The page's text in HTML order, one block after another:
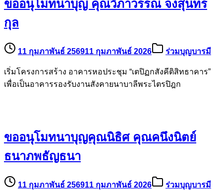
ขออนุโมทนาบุญ คุณวิภาวรรณ จงสุนทร
กุล
11 กุมภาพันธ์ 256911 กุมภาพันธ์ 2026 ร่วมบุญบารมี
เริ่มโครงการสร้าง อาคารหอประชุม “เตปิฏกสังคีติสิทธาคาร”
เพื่อเป็นอาคารรองรับงานสังคายนาบาลีพระไตรปิฎก
ขออนุโมทนาบุญคุณนิธิศ คุณคนึงนิตย์
ธนาภพธัญธนา
11 กุมภาพันธ์ 256911 กุมภาพันธ์ 2026 ร่วมบุญบารมี